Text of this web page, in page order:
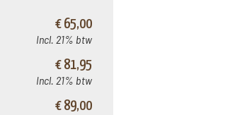
€ 65,00
Incl. 21% btw
€ 81,95
Incl. 21% btw
€ 89,00